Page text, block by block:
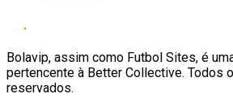
Bolavip, assim como Futbol Sites, é
pertencente à Better Collective. Todos
reservados.